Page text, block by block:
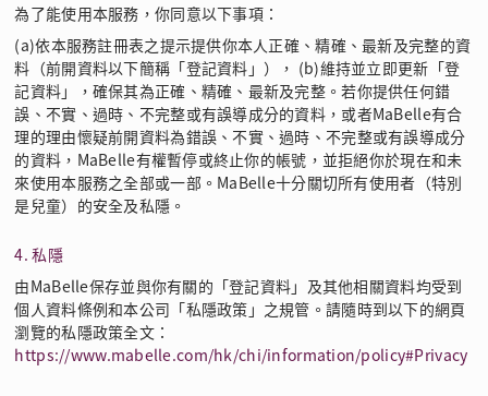
為了能使用本服務，你同意以下事項：
(a)依本服務註冊表之提示提供你本人正確、精確、最新及完整的資
料（前開資料以下簡稱「登記資料」）， (b)維持並立即更新「登
記資料」，確保其為正確、精確、最新及完整。若你提供任何錯
誤、不實、過時、不完整或有誤導成分的資料，或者MaBelle有合
理的理由懷疑前開資料為錯誤、不實、過時、不完整或有誤導成分
的資料，MaBelle有權暫停或終止你的帳號，並拒絕你於現在和未
來使用本服務之全部或一部。MaBelle十分關切所有使用者（特別
是兒童）的安全及私隱。
4. 私隱
由MaBelle保存並與你有關的「登記資料」及其他相關資料均受到
個人資料條例和本公司「私隱政策」之規管。請隨時到以下的網頁
瀏覽的私隱政策全文：
https://www.mabelle.com/hk/chi/information/policy#Privacy